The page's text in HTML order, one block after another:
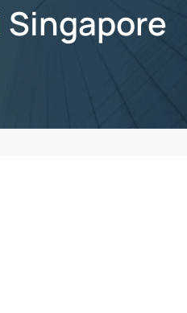
Singapore